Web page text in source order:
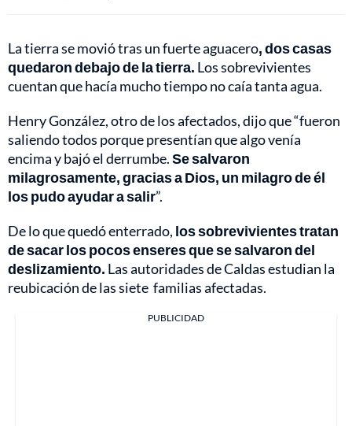
La tierra se movió tras un fuerte aguacero, dos casas
quedaron debajo de la tierra. Los sobrevivientes
cuentan que hacía mucho tiempo no caía tanta agua.
Henry González, otro de los afectados, dijo que “fueron
saliendo todos porque presentían que algo venía
encima y bajó el derrumbe.Se salvaron
milagrosamente, gracias a Dios, un milagro de él
los pudo ayudar a salir”.
De lo que quedó enterrado, los sobrevivientes tratan
de sacar los pocos enseres que se salvaron del
deslizamiento. Las autoridades de Caldas estudian la
reubicación de las siete familias afectadas.
PUBLICIDAD